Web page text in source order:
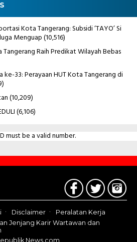
Kota Tangerang: Subsidi ‘TAYO’ Si
Menguap(10,516)
Tangerang Raih Predikat Wilayah Bebas
ke-33: Perayaan HUT Kota Tangerang di
(10,209)
(6,106)
must be a valid number.
Disclaimer
Peralatan Kerja
Jenjang Karir Wartawan dan
News.com